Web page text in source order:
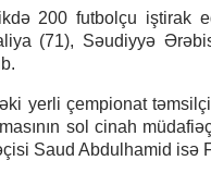
200 futbolçu
(71), Səudiyyə
yerli çempionat
sol cinah
Saud Abdulhamid isə